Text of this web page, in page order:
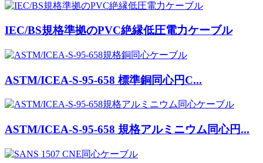
IEC/BS規格準拠のPVC絶縁低圧電力ケーブル
ASTM/ICEA-S-95-658 標準銅同心円C...
ASTM/ICEA-S-95-658 規格アルミニウム同心円...